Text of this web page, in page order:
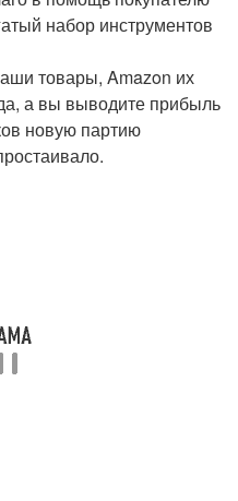
набор инструментов
товары, Amazon их
а вы выводите прибыль
новую партию